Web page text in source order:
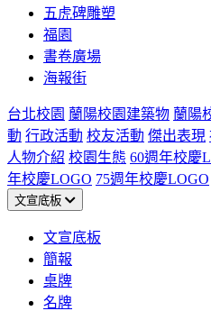
五虎碑雕塑
福園
書卷廣場
海報街
台北校園 蘭陽校園建築物 蘭陽
動 行政活動 校友活動 傑出表現
人物介紹 校園生態 60週年校慶
年校慶LOGO 75週年校慶LOGO
文宣底板
文宣底板
簡報
桌牌
名牌